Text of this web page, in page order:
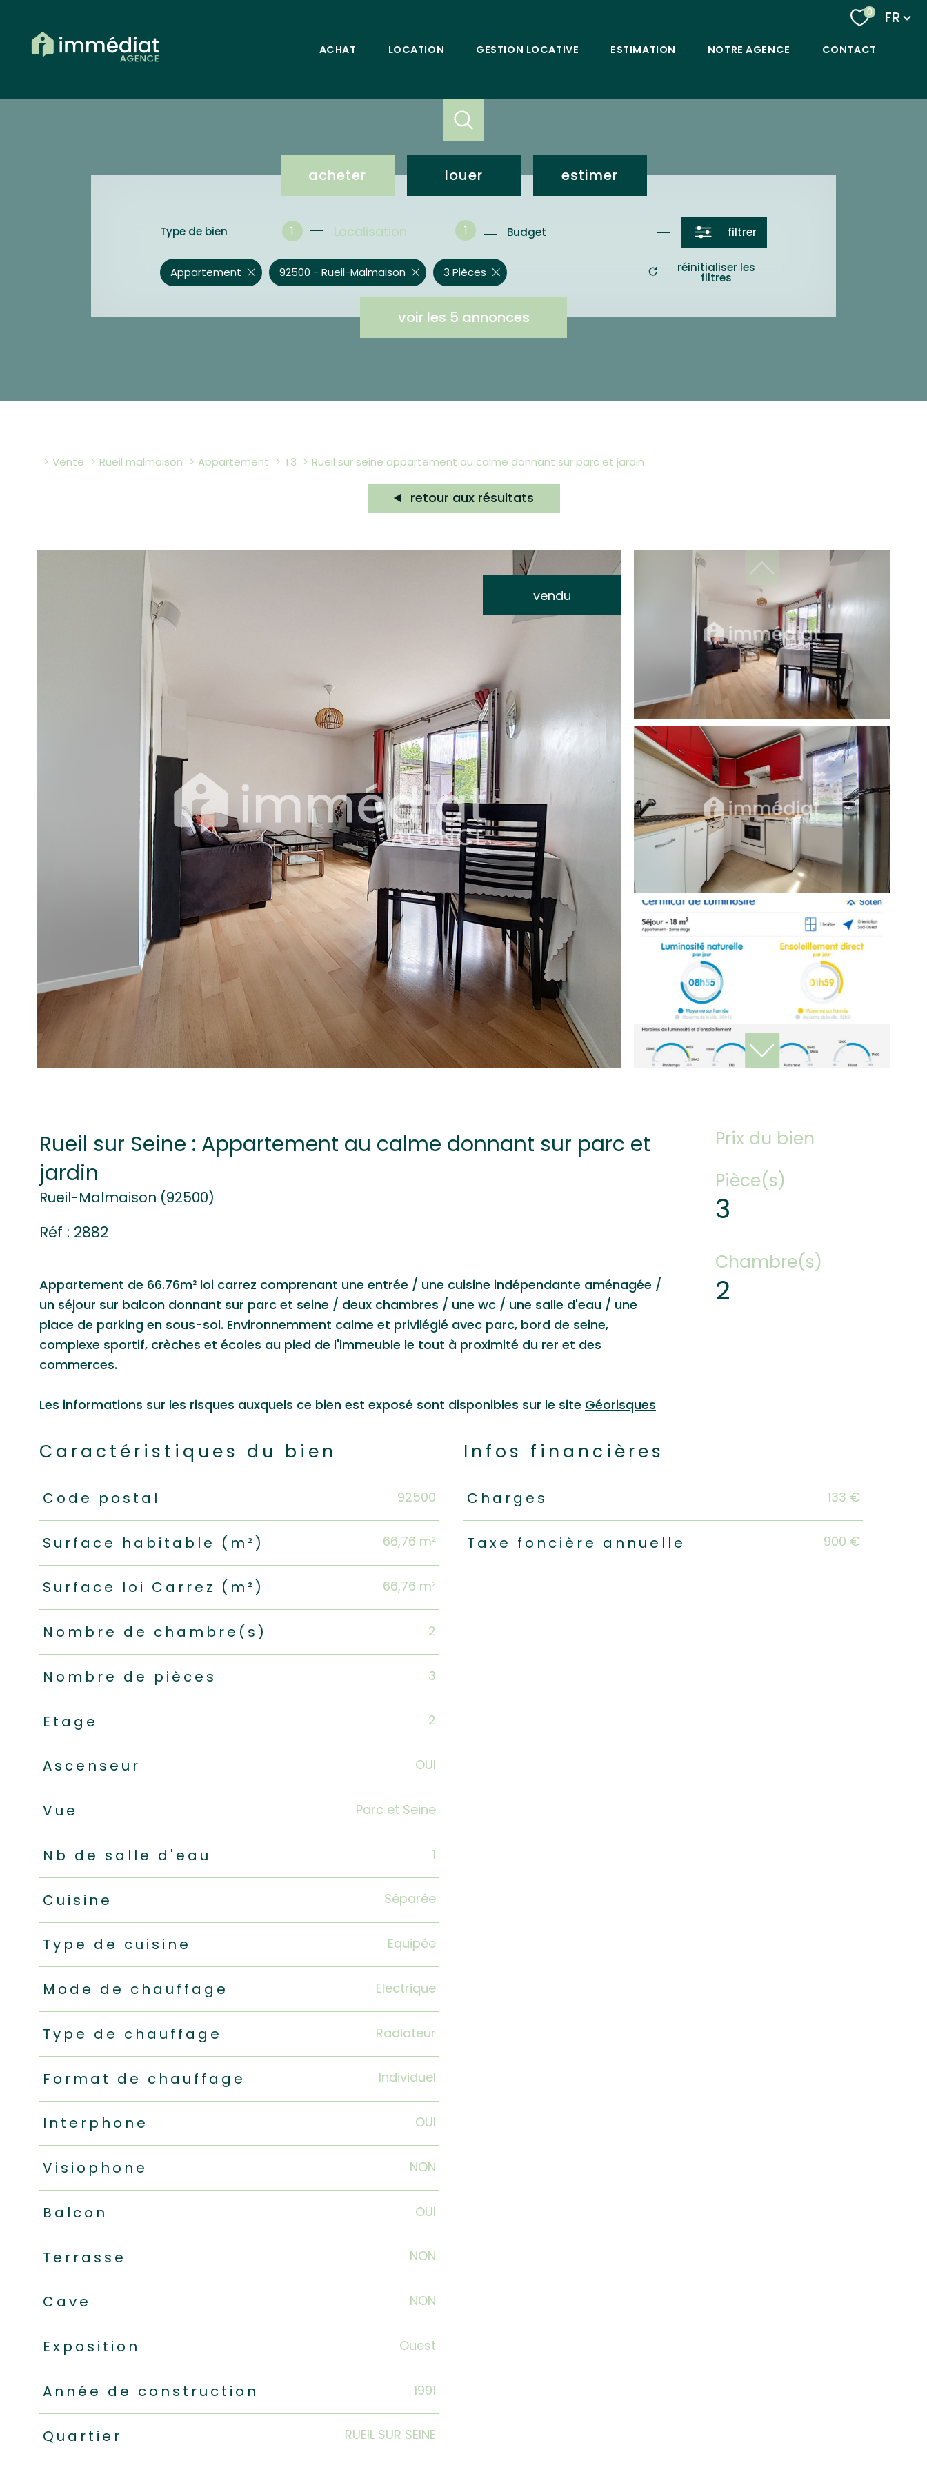
0 FR
ACHAT LOCATION GESTION LOCATIVE ESTIMATION NOTRE AGENCE CONTACT
acheter
de l'ancien
bureaux et commerces
louer
loc. résidentielle
bureaux et commerces
estimer
Type de bien 1 1
Localisation Budget filtrer
voir les 5 annonces
Appartement 92500 - Rueil-Malmaison 3 Pièces réinitialiser les
filtres
Vente Rueil malmaison Appartement T3 rueil sur seine appartement au calme donnant sur parc et jardin
retour aux résultats
vendu
Rueil sur Seine : Appartement au calme donnant sur parc et
jardin
Rueil-Malmaison (92500)
Réf : 2882
Appartement de 66.76m² loi carrez comprenant une entrée / une cuisine indépendante aménagée /
un séjour sur balcon donnant sur parc et seine / deux chambres / une wc / une salle d'eau / une
place de parking en sous-sol. Environnemment calme et privilégié avec parc, bord de seine,
complexe sportif, crèches et écoles au pied de l'immeuble le tout à proximité du rer et des
commerces.
Les informations sur les risques auxquels ce bien est exposé sont disponibles sur le site Géorisques
Prix du bien
Pièce(s)
3
Chambre(s)
2
Caractéristiques du bien
Caractéristiques Valeurs
Code postal 92500
Surface habitable (m²) 66,76 m²
Surface loi Carrez (m²) 66,76 m²
Nombre de chambre(s) 2
Nombre de pièces 3
Etage 2
Ascenseur OUI
Vue Parc et Seine
Nb de salle d'eau 1
Cuisine Séparée
Type de cuisine Equipée
Mode de chauffage Electrique
Type de chauffage Radiateur
Format de chauffage Individuel
Interphone OUI
Visiophone NON
Balcon OUI
Terrasse NON
Cave NON
Exposition Ouest
Année de construction 1991
Quartier RUEIL SUR SEINE
Infos financières
Caractéristiques
Charges 133 €
Taxe foncière annuelle 900 €